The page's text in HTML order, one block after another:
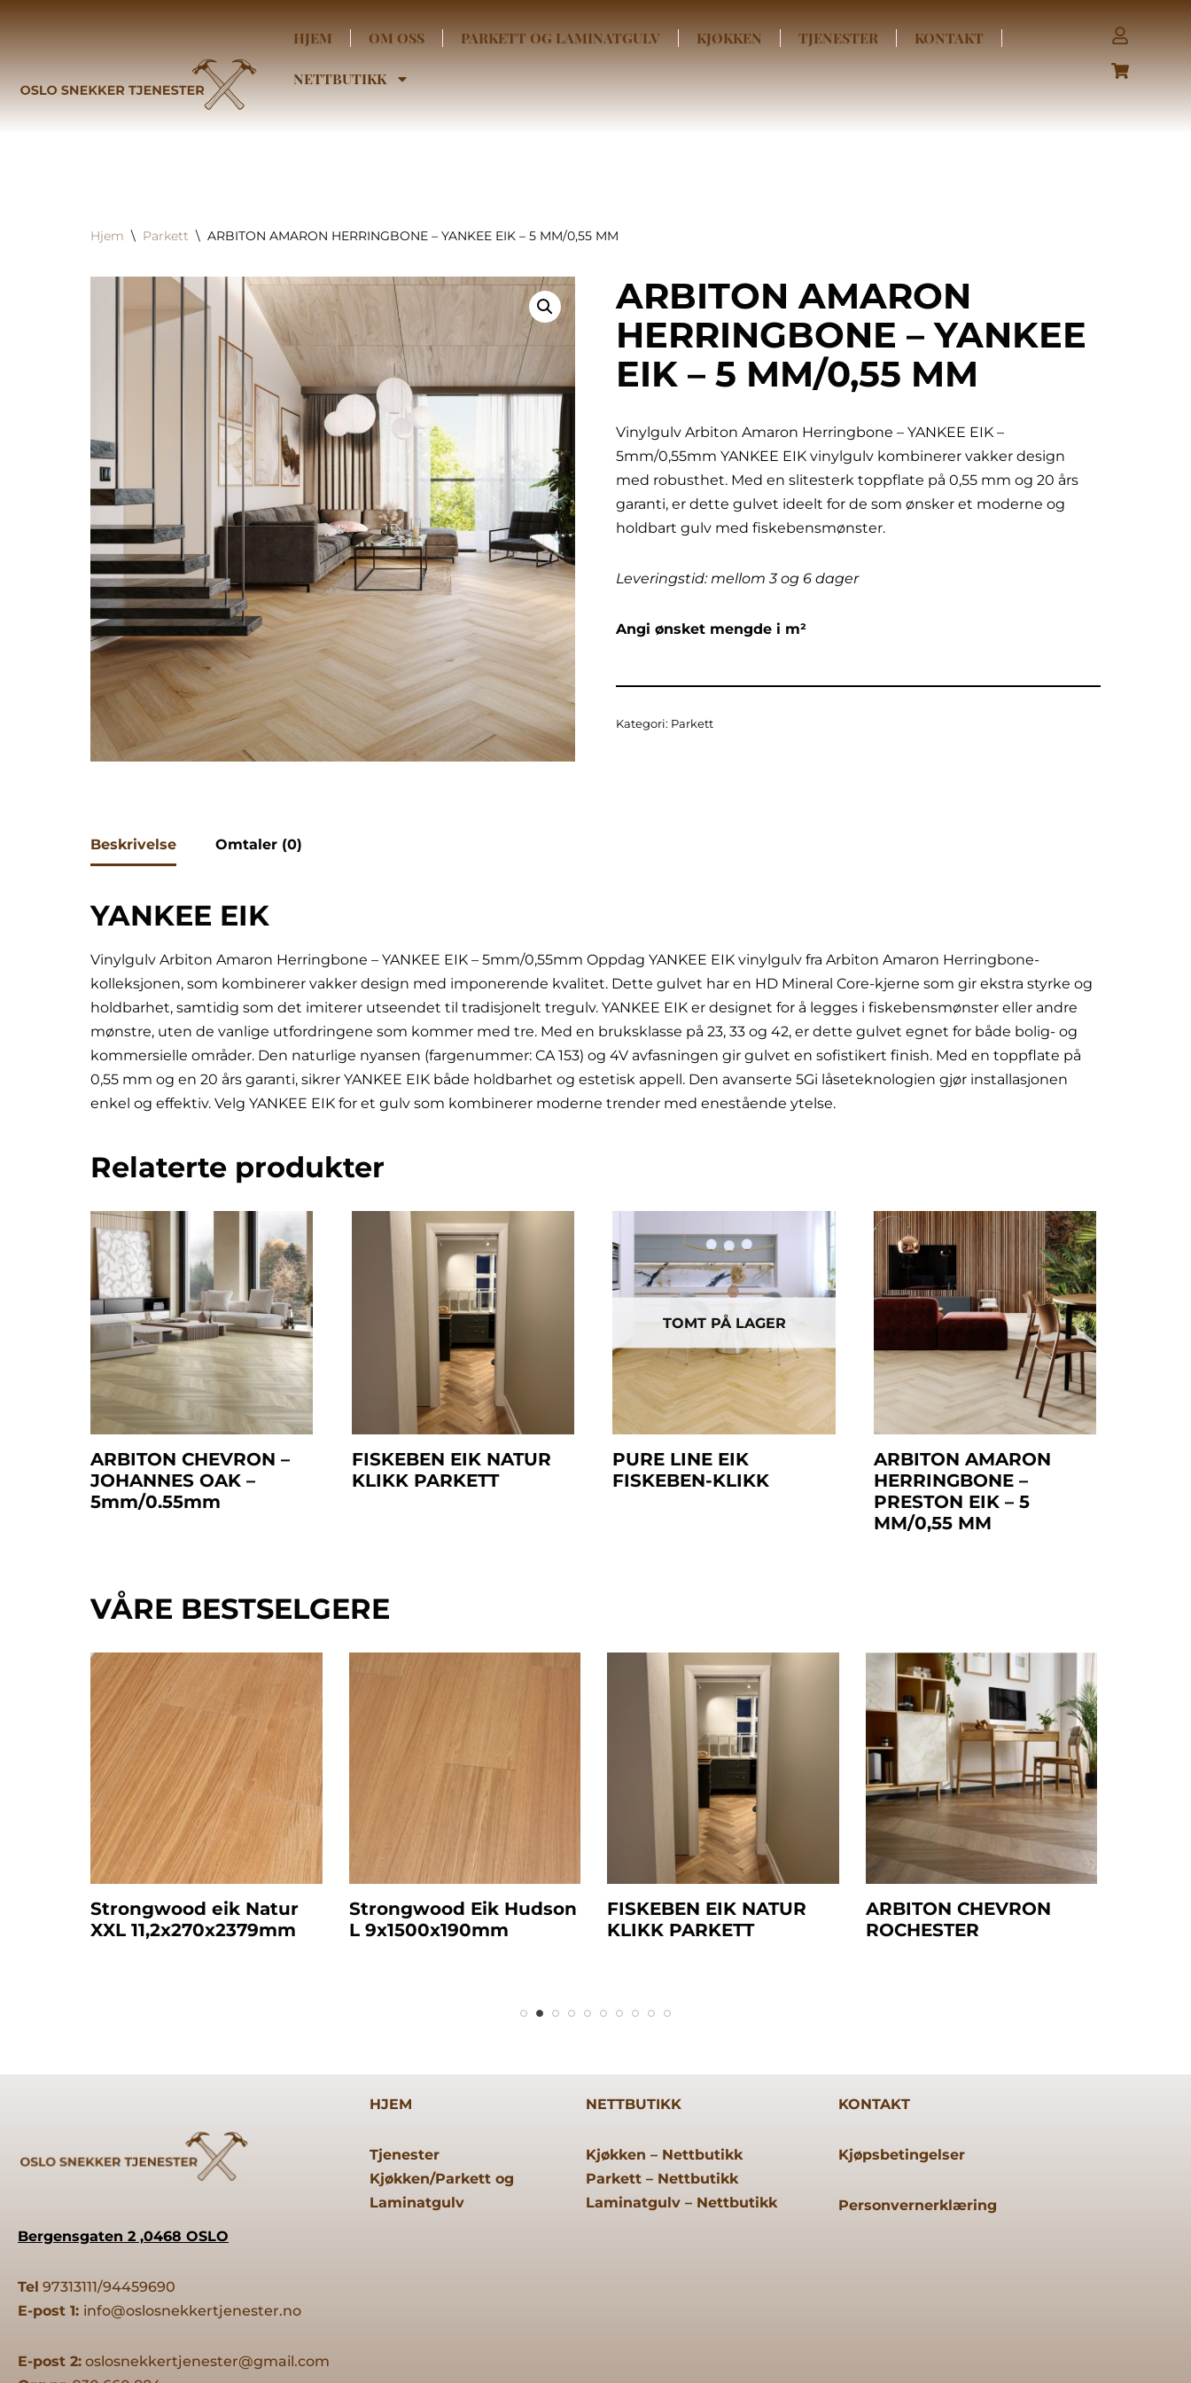
innholdet
HJEM OM OSS PARKETT OG LAMINATGULV KJØKKEN TJENESTER KONTAKT
NETTBUTIKK
Hjem \ Parkett \ ARBITON AMARON HERRINGBONE – YANKEE EIK – 5 MM/0,55 MM
ARBITON AMARON
HERRINGBONE – YANKEE
EIK – 5 MM/0,55 MM
Vinylgulv Arbiton Amaron Herringbone – YANKEE EIK –
5mm/0,55mm YANKEE EIK vinylgulv kombinerer vakker design
med robusthet. Med en slitesterk toppflate på 0,55 mm og 20 års
garanti, er dette gulvet ideelt for de som ønsker et moderne og
holdbart gulv med fiskebensmønster.
Leveringstid: mellom 3 og 6 dager
Angi ønsket mengde i m²
Kategori: Parkett
Beskrivelse Omtaler (0)
YANKEE EIK
Vinylgulv Arbiton Amaron Herringbone – YANKEE EIK – 5mm/0,55mm Oppdag YANKEE EIK vinylgulv fra Arbiton Amaron Herringbone-
kolleksjonen, som kombinerer vakker design med imponerende kvalitet. Dette gulvet har en HD Mineral Core-kjerne som gir ekstra styrke og
holdbarhet, samtidig som det imiterer utseendet til tradisjonelt tregulv. YANKEE EIK er designet for å legges i fiskebensmønster eller andre
mønstre, uten de vanlige utfordringene som kommer med tre. Med en bruksklasse på 23, 33 og 42, er dette gulvet egnet for både bolig- og
kommersielle områder. Den naturlige nyansen (fargenummer: CA 153) og 4V avfasningen gir gulvet en sofistikert finish. Med en toppflate på
0,55 mm og en 20 års garanti, sikrer YANKEE EIK både holdbarhet og estetisk appell. Den avanserte 5Gi låseteknologien gjør installasjonen
enkel og effektiv. Velg YANKEE EIK for et gulv som kombinerer moderne trender med enestående ytelse.
Relaterte produkter
ARBITON CHEVRON –
JOHANNES OAK –
5mm/0.55mm
FISKEBEN EIK NATUR
KLIKK PARKETT
TOMT PÅ LAGER
PURE LINE EIK
FISKEBEN-KLIKK
ARBITON AMARON
HERRINGBONE –
PRESTON EIK – 5
MM/0,55 MM
VÅRE BESTSELGERE
Strongwood eik Natur
XXL 11,2x270x2379mm
Strongwood Eik Hudson
L 9x1500x190mm
FISKEBEN EIK NATUR
KLIKK PARKETT
ARBITON CHEVRON
ROCHESTER
Bergensgaten 2 ,0468 OSLO
Tel 97313111/94459690
E-post 1: info@oslosnekkertjenester.no
E-post 2: oslosnekkertjenester@gmail.com
HJEM
Tjenester
Kjøkken/Parkett og
Laminatgulv
NETTBUTIKK
Kjøkken – Nettbutikk
Parkett – Nettbutikk
Laminatgulv – Nettbutikk
KONTAKT
Kjøpsbetingelser
Personvernerklæring